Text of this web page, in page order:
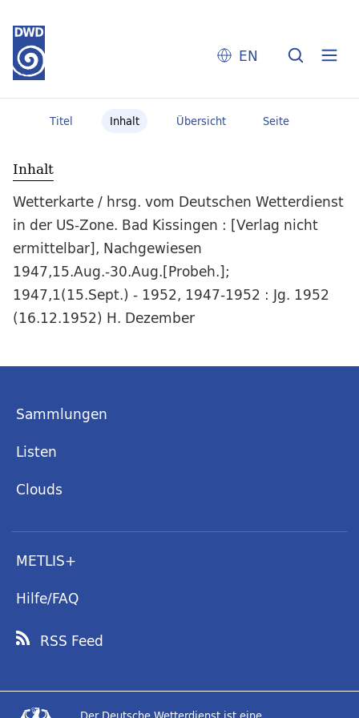
EN
Titel Inhalt Übersicht Seite
Inhalt
Wetterkarte / hrsg. vom Deutschen Wetterdienst
in der US-Zone. Bad Kissingen : [Verlag nicht
ermittelbar], Nachgewiesen
1947,15.Aug.-30.Aug.[Probeh.];
1947,1(15.Sept.) - 1952, 1947-1952 : Jg. 1952
(16.12.1952) H. Dezember
Sammlungen
Listen
Clouds
METLIS+
Hilfe/FAQ
RSS Feed